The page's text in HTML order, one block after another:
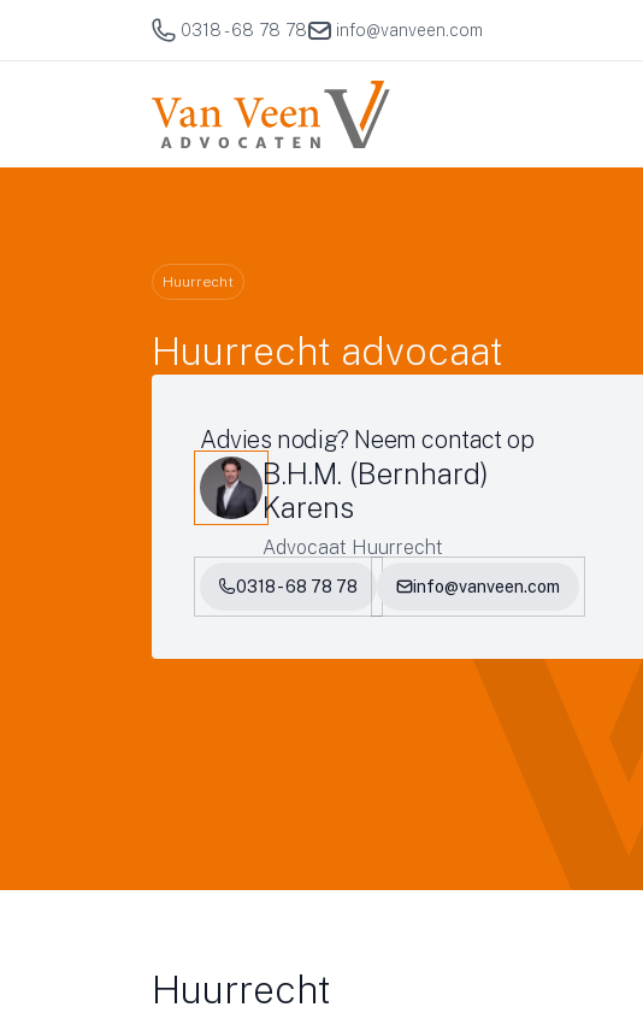
0318 - 68 78 78 info@vanveen.com
Huurrecht
Huurrecht advocaat
Advies nodig? Neem contact op
B.H.M. (Bernhard)
Karens
Advocaat Huurrecht
0318 - 68 78 78 info@vanveen.com
Huurrecht